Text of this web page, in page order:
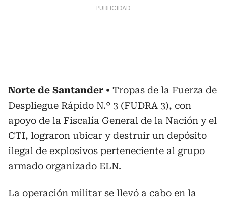
Norte de Santander
Tropas de la Fuerza de
Despliegue Rápido N.° 3 (FUDRA 3), con
apoyo de la Fiscalía General de la Nación y el
CTI, lograron ubicar y destruir un depósito
ilegal de explosivos perteneciente al grupo
armado organizado ELN.
La operación militar se llevó a cabo en la